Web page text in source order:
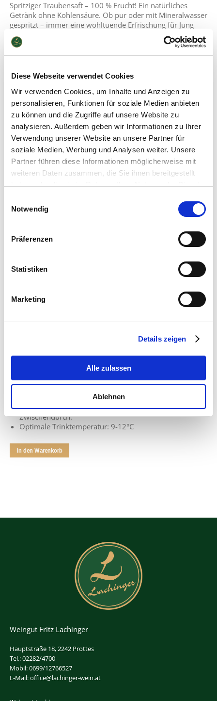
Diese Webseite verwendet Cookies
Wir verwenden Cookies, um Inhalte und Anzeigen zu
personalisieren, Funktionen für soziale Medien anbieten
zu können und die Zugriffe auf unsere Website zu
analysieren. Außerdem geben wir Informationen zu Ihrer
Verwendung unserer Website an unsere Partner für
soziale Medien, Werbung und Analysen weiter. Unsere
Partner führen diese Informationen möglicherweise mit
weiteren Daten zusammen, die Sie ihnen bereitgestellt
haben oder die sie im Rahmen Ihrer Nutzung der Dienste
Notwendig
Präferenzen
Statistiken
Marketing
Details zeigen
Alle zulassen
Ablehnen
Spritziger Traubensaft – 100 % Frucht! Ein natürliches
Getränk ohne Kohlensäure. Ob pur oder mit Mineralwasser
gespritzt – immer eine wohltuende Erfrischung für Jung
und Alt.
Ideal als Begleiter zur Jause oder als Erfrischung für
Zwischendurch.
In den Warenkorb
Spritziger Traubensaft – 100 % Frucht! Ein natürliches
Getränk ohne Kohlensäure. Ob pur oder mit Mineralwasser
gespritzt – immer eine wohltuende Erfrischung für Jung
Ideal als Begleiter zur Jause oder als Erfrischung für
Zwischendurch.
Optimale Trinktemperatur: 9-12°C
In den Warenkorb
Weingut Fritz Lachinger
Hauptstraße 18, 2242 Prottes
Tel.: 02282/4700
Mobil: 0699/12766527
E-Mail: office@lachinger-wein.at